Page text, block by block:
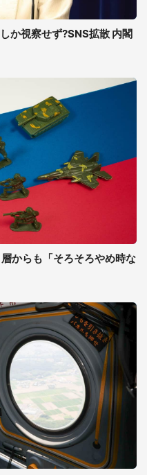
か視察せず?SNS拡散 内閣
からも「そろそろやめ時な